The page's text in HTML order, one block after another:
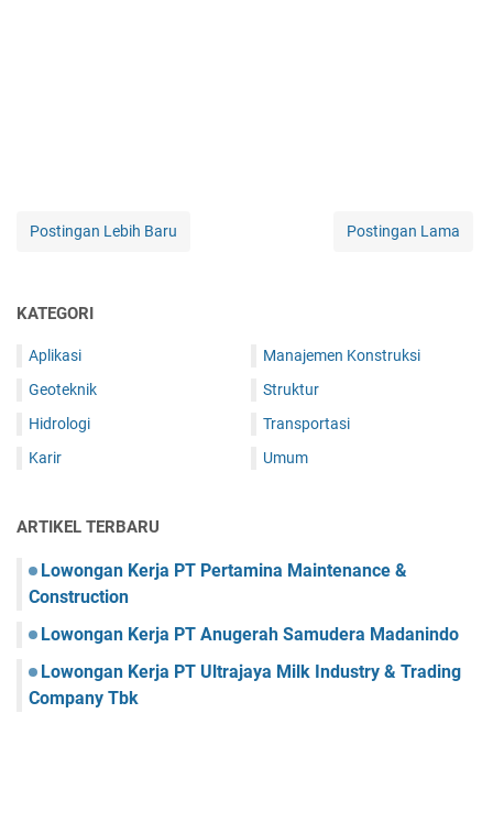
Postingan Lebih Baru Postingan Lama
KATEGORI
Aplikasi
Geoteknik
Hidrologi
Karir
Manajemen Konstruksi
Struktur
Transportasi
Umum
ARTIKEL TERBARU
Lowongan Kerja PT Pertamina Maintenance &
Construction
Lowongan Kerja PT Anugerah Samudera Madanindo
Lowongan Kerja PT Ultrajaya Milk Industry & Trading
Company Tbk